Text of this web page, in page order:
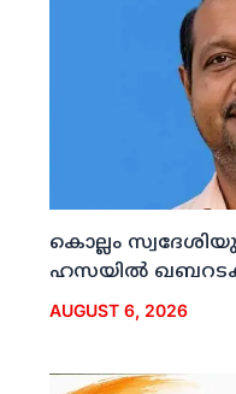
കൊല്ലം
ഹസയില്‍
AUGUST 6, 2026